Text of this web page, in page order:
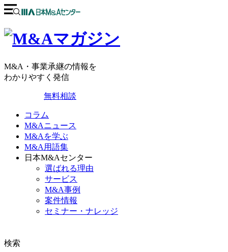
M&A・事業承継の情報を
わかりやすく発信
無料相談
コラム
M&Aニュース
M&Aを学ぶ
M&A用語集
日本M&Aセンター
選ばれる理由
サービス
M&A事例
案件情報
セミナー・ナレッジ
検索